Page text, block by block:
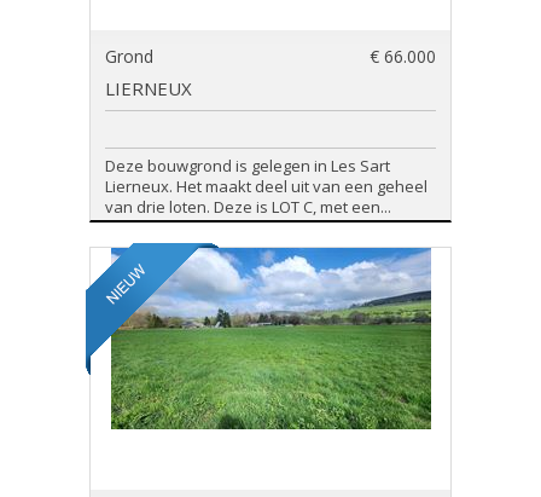
Grond € 66.000
LIERNEUX
Deze bouwgrond is gelegen in Les Sart
Lierneux. Het maakt deel uit van een geheel
van drie loten. Deze is LOT C, met een...